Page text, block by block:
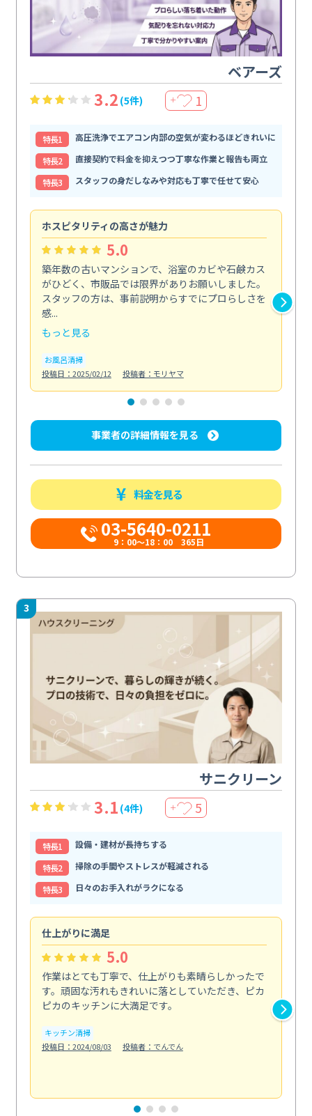
ベアーズ
3.2 (5件) ＋ 1
特⻑1
高圧洗浄でエアコン内部の空気が変わるほどきれいに
特⻑2
直接契約で料金を抑えつつ丁寧な作業と報告も両立
特⻑3
スタッフの身だしなみや対応も丁寧で任せて安心
ホスピタリティの高さが魅力
5.0
築年数の古いマンションで、浴室のカビや石鹸カス
がひどく、市販品では限界がありお願いしました。
スタッフの方は、事前説明からすでにプロらしさを
感...
もっと見る
お風呂清掃
投稿日：2025/02/12
投稿者：モリヤマ
事業者の詳細情報を見る
料金を見る
03-5640-0211
9：00～18：00 365日
3
サニクリーン
3.1 (4件) ＋ 5
特⻑1
設備・建材が長持ちする
特⻑2
掃除の手間やストレスが軽減される
特⻑3
日々のお手入れがラクになる
仕上がりに満足
5.0
作業はとても丁寧で、仕上がりも素晴らしかったで
す。頑固な汚れもきれいに落としていただき、ピカ
ピカのキッチンに大満足です。
キッチン清掃
投稿日：2024/08/03
投稿者：でんでん